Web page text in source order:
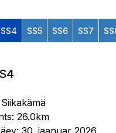
SS4 SS5 SS6 SS7
26.0km
30. jaanuar 2026